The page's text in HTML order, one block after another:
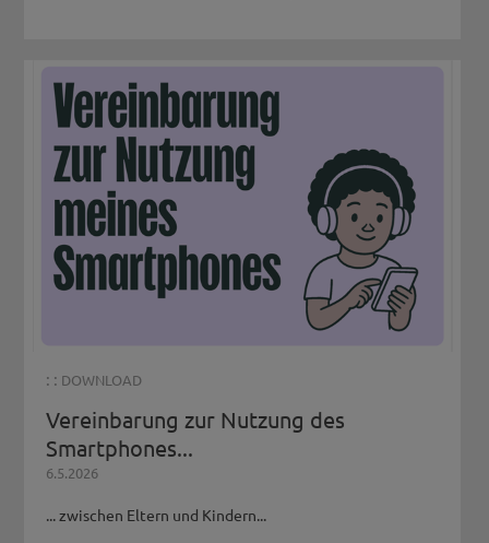
: : DOWNLOAD
Vereinbarung zur Nutzung des
Smartphones...
6.5.2026
... zwischen Eltern und Kindern...